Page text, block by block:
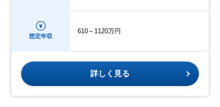
想定年収
610～1120万円
詳しく見る